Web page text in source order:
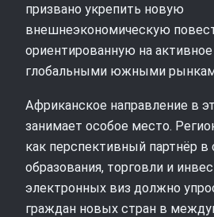
призвано укрепить новую
внешнеэкономическую
ориентированную на
глобальными южными
Африканское направление в
занимает особое место.
как перспективный партнёр в
образования, торговли и
электронных виз должно
граждан новых стран в